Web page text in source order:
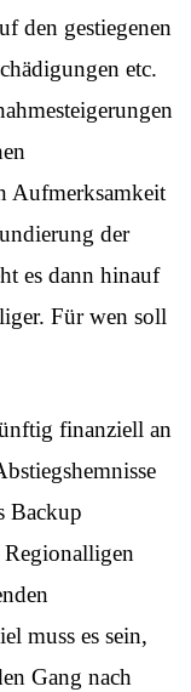
den gestiegenen
etc.
Aufmerksamkeit
der
es dann hinauf
Für wen soll
finanziell an
Backup
Regionalligen
muss es sein,
Gang nach